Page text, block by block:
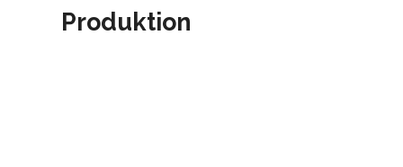
Produktion